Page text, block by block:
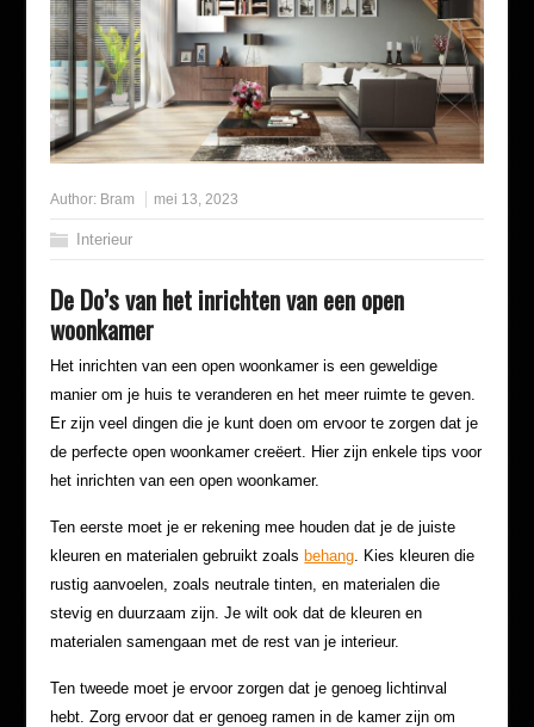
Author: Bram mei 13, 2023
Interieur
De Do’s van het inrichten van een open
woonkamer
Het inrichten van een open woonkamer is een geweldige
manier om je huis te veranderen en het meer ruimte te geven.
Er zijn veel dingen die je kunt doen om ervoor te zorgen dat je
de perfecte open woonkamer creëert. Hier zijn enkele tips voor
het inrichten van een open woonkamer.
Ten eerste moet je er rekening mee houden dat je de juiste
kleuren en materialen gebruikt zoals behang . Kies kleuren die
rustig aanvoelen, zoals neutrale tinten, en materialen die
stevig en duurzaam zijn. Je wilt ook dat de kleuren en
materialen samengaan met de rest van je interieur.
Ten tweede moet je ervoor zorgen dat je genoeg lichtinval
hebt. Zorg ervoor dat er genoeg ramen in de kamer zijn om